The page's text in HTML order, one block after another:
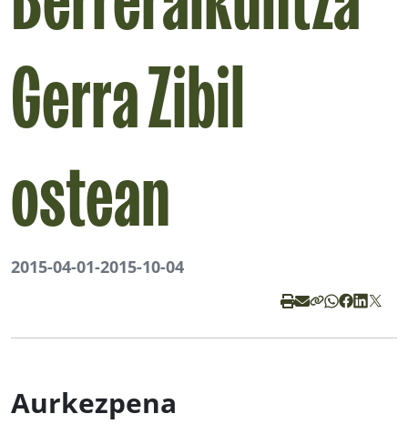
Gerra Zibil
ostean
2015-04-01-2015-10-04
Aurkezpena